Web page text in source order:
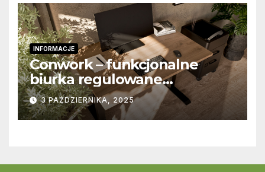
INFORMACJE
Conwork – funkcjonalne
biurka regulowane
stworzone z myślą o
nowoczesnych
przestrzeniach pracy
3 PAŹDZIERNIKA, 2025